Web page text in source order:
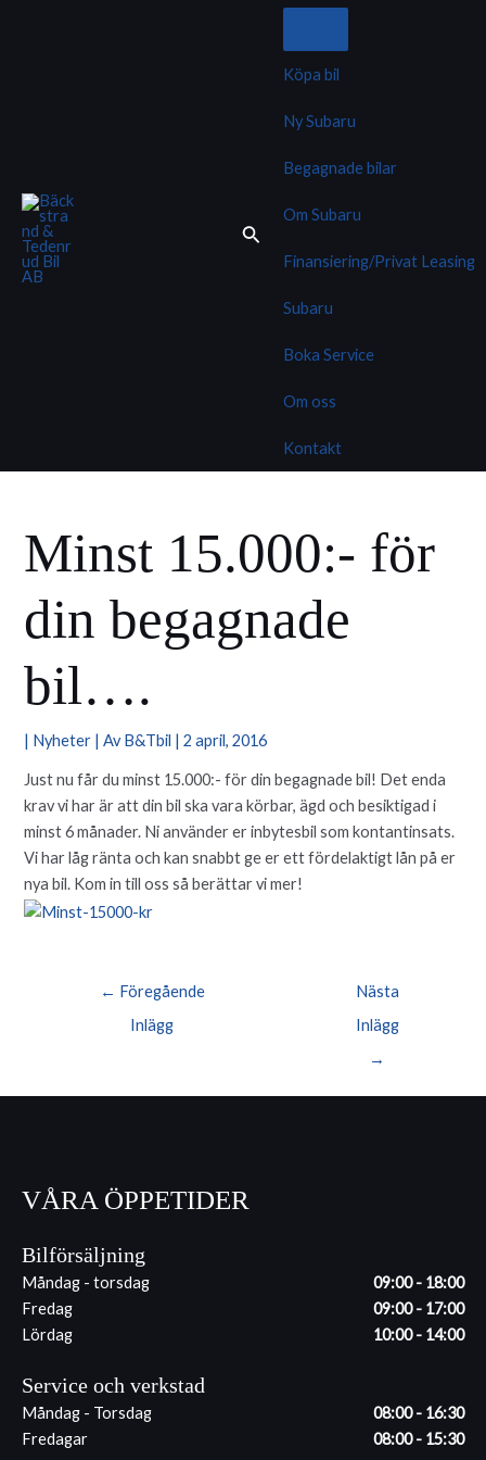
Köpa bil
Ny Subaru
Begagnade bilar
Om Subaru
Finansiering/Privat Leasing
Subaru
Boka Service
Om oss
Kontakt
Minst 15.000:- för
din begagnade
bil….
| Nyheter | Av B&Tbil |2 april, 2016
Just nu får du minst 15.000:- för din begagnade bil! Det enda
krav vi har är att din bil ska vara körbar, ägd och besiktigad i
minst 6 månader. Ni använder er inbytesbil som kontantinsats.
Vi har låg ränta och kan snabbt ge er ett fördelaktigt lån på er
nya bil. Kom in till oss så berättar vi mer!
Inläggsnavigering
← Föregående
Inlägg
Nästa
Inlägg
→
VÅRA ÖPPETIDER
Bilförsäljning
Måndag - torsdag
09:00 - 18:00
Fredag
09:00 - 17:00
Lördag
10:00 - 14:00
Service och verkstad
Måndag - Torsdag
08:00 - 16:30
Fredagar
08:00 - 15:30